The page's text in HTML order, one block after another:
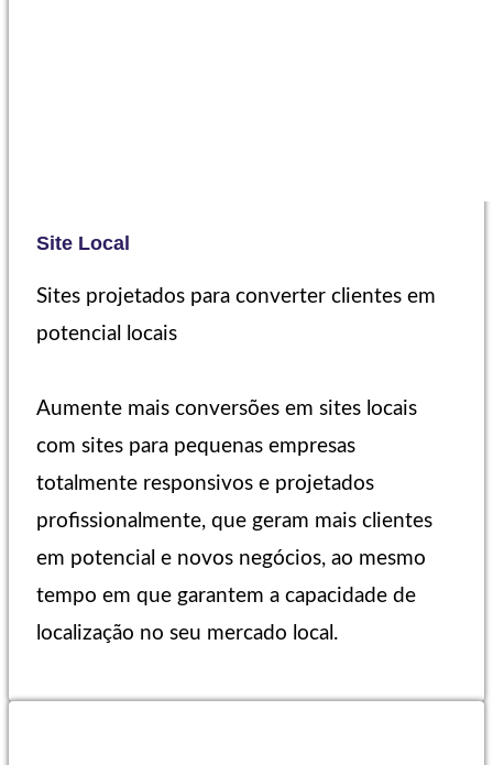
Site Local
Sites projetados para converter clientes em
potencial locais
Aumente mais conversões em sites locais
com sites para pequenas empresas
totalmente responsivos e projetados
profissionalmente, que geram mais clientes
em potencial e novos negócios, ao mesmo
tempo em que garantem a capacidade de
localização no seu mercado local.